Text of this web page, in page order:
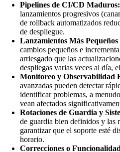
Pipelines de CI/CD Maduros:
lanzamientos progresivos
de rollback automatizados
de despliegue.
Lanzamientos Más
cambios pequeños e
arriesgado que las
despliegas varias veces al día,
Monitoreo y Observabilidad
avanzadas pueden detectar
identificar problemas, a
vean afectados
Rotaciones de Guardia y
de guardia bien definidos y las
garantizar que el soporte esté
horario.
Correcciones o